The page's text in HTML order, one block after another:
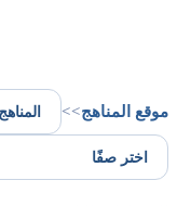
موقع المناهج>>